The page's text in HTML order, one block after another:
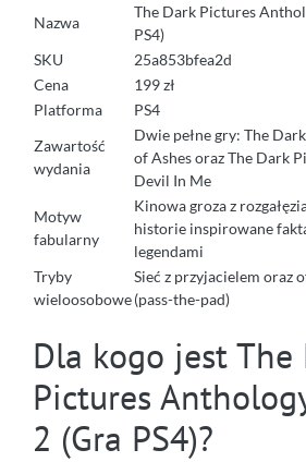
Nazwa
The Dark Pictures
PS4)
SKU
25a853bfea2d
Cena
199 zł
Platforma
PS4
Zawartość
wydania
Dwie pełne gry: The
of Ashes oraz The Dark
Devil In Me
Motyw
fabularny
Kinowa groza z
historie inspirowane
legendami
Tryby
wieloosobowe
Sieć z przyjacielem oraz
(pass-the-pad)
Dla kogo jest The
Pictures
2 (Gra PS4)?